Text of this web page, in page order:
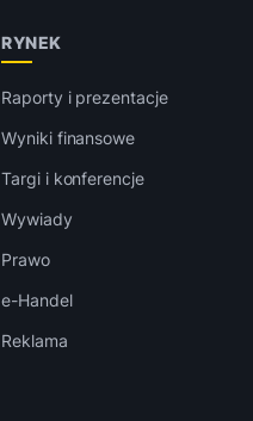
RYNEK
Raporty i prezentacje
Wyniki finansowe
Targi i konferencje
Wywiady
Prawo
e-Handel
Reklama